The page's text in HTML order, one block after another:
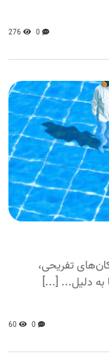
0
276
تفریحی،
به دلیل... [...]
0
60